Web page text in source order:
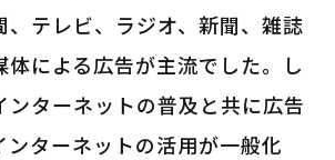
、テレビ、ラジオ、新聞、雑誌
体による広告が主流でした。し
ンターネットの普及と共に広告
ンターネットの活用が一般化